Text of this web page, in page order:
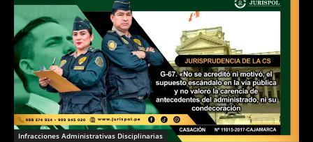
Infracciones Administrativas Disciplinarias